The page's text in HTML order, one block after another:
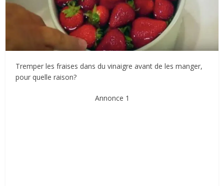
Tremper les fraises dans du vinaigre avant de les manger,
pour quelle raison?
Annonce 1